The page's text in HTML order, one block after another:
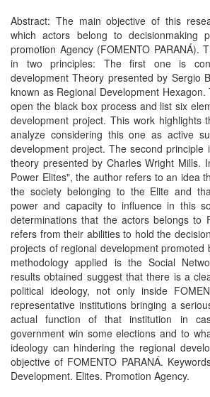
Abstract: The main objective of this
which actors belong to decisionmaking
promotion Agency (FOMENTO PARANÁ).
in two principles: The first one is
development Theory presented by Sergio
known as Regional Development
open the black box process and list six
development project. This work highlights
analyze considering this one as active
development project. The second principle
theory presented by Charles Wright Mills.
Power Elites", the author refers to an idea
the society belonging to the Elite and
power and capacity to influence in this
determinations that the actors belongs to
refers from their abilities to hold the
projects of regional development promoted
methodology applied is the Social
results obtained suggest that there is a
political ideology, not only inside
representative institutions bringing a
actual function of that institution in
government win some elections and to
ideology can hindering the regional
objective of FOMENTO PARANÁ.
Development. Elites. Promotion Agency.